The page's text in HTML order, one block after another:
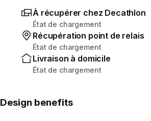
À récupérer chez Decathlon
État de chargement
Récupération point de relais
État de chargement
Livraison à domicile
État de chargement
Design benefits